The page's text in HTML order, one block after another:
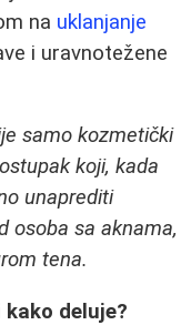
na uklanjanje
i uravnotežene
samo kozmetički
koji, kada
unaprediti
osoba sa aknama,
tena.
deluje?